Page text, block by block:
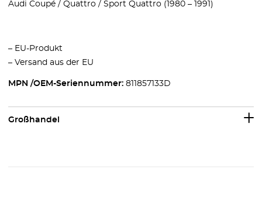
Audi Coupé / Quattro / Sport Quattro (1980 – 1991)
– EU-Produkt
– Versand aus der EU
MPN /OEM-Seriennummer: 811857133D
Großhandel